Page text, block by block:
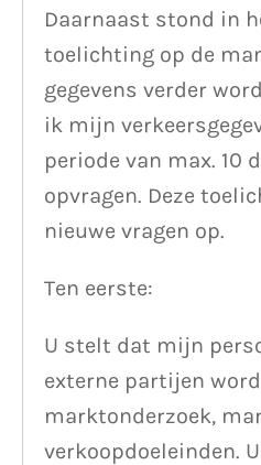
Daarnaast stond in
toelichting op de
gegevens verder
ik mijn
periode van max. 10
opvragen. Deze
nieuwe vragen op.
Ten eerste:
U stelt dat mijn
externe partijen
marktonderzoek,
verkoopdoeleinden.